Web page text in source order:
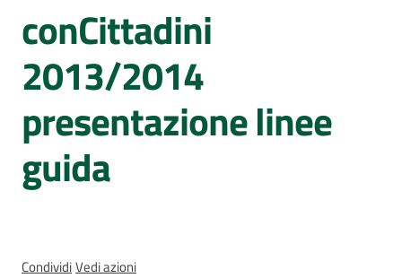
aperte
in
Assemblea
Mostre
itineranti
Salta al contenuto
conCittadini
2013/2014
presentazione linee
guida
CondividiVedi azioni